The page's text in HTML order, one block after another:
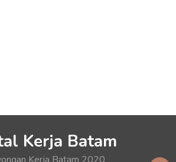
Kerja Batam